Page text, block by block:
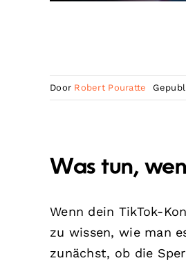
Door Robert Pouratte
Was tun,
Wenn dein TikTok-
zu wissen, wie man
zunächst, ob die